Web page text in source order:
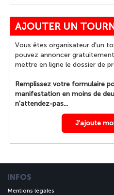
AJOUTER UN
Vous êtes organisateur d'un
pouvez annoncer
mettre en ligne le dossier de
Remplissez votre formulaire
manifestation en moins de
n'attendez-pas...
J'ajoute
INFOS
Mentions légales